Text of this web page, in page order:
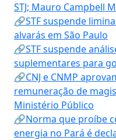
STJ; Mauro Campbell
🔗STF suspende
alvarás em São Paulo
🔗STF suspende
suplementares para
🔗CNJ e CNMP
remuneração de
Ministério Público
🔗Norma que proíbe
energia no Pará é